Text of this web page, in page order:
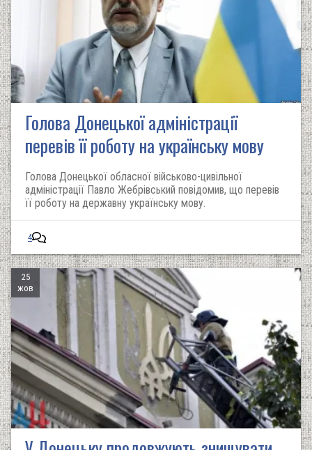
Голова Донецької адміністрації
перевів її роботу на українську мову
Голова Донецької обласної військово-цивільної
адміністрації Павло Жебрівський повідомив, що перевів
її роботу на державну українську мову.
4
25
жов